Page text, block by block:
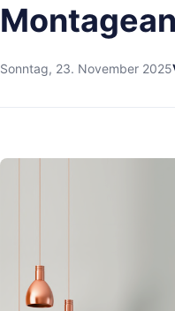
Sonntag, 23. November 2025